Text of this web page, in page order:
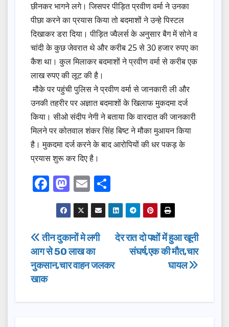
छीनकर भागने लगे। जिसपर पीड़ित प्रवीण वर्मा ने उनका
पीछा करने का प्रयास किया तो बदमाशों ने उन्हे पिस्टल
दिखाकर डरा दिया। पीड़ित ज्वैलर्स के अनुसार बैग में सोने व
चांदी के कुछ जेवरात थे और करीब 25 से 30 हजार रुपए का
कैश था। कुल मिलाकर बदमाशों ने प्रवीण वर्मा से करीब एक
लाख रुपए की लूट की है।
मौके पर पहुंची पुलिस ने प्रवीण वर्मा से जानकारी ली और
उनकी तहरीर पर अज्ञात बदमाशों के खिलाफ मुकदमा दर्ज
किया। सीओ संदीप नेगी ने बताया कि वारदात की जानकारी
मिलने पर कोतवाल शंकर सिंह बिष्ट ने मौका मुआयन किया
है। मुकदमा दर्ज करने के बाद आरोपियों की धर पकड़ के
प्रयास शुरू कर दिए है।
F
a
c
e
b
o
k
M
a
st
o
d
o
E
m
ail
h
ar
e
Post
navigation
देर रात दो पक्षों में हुआ खूनी
संघर्ष,एक की मौत,चार
घायल
तीन दुकानों मे लगी
आग से 50 लाख का
नुकसान,चार वाहन जलकर
खाक